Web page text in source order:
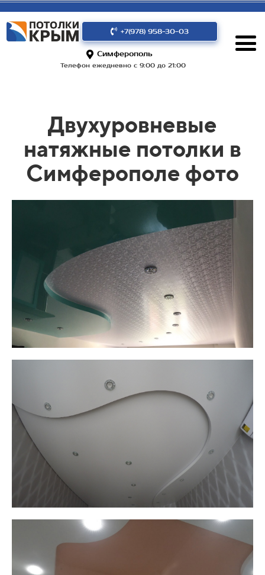
+7(978) 958-30-03
Симферополь
Телефон ежедневно с 9:00 до 21:00
Двухуровневые
натяжные потолки в
Симферополе фото